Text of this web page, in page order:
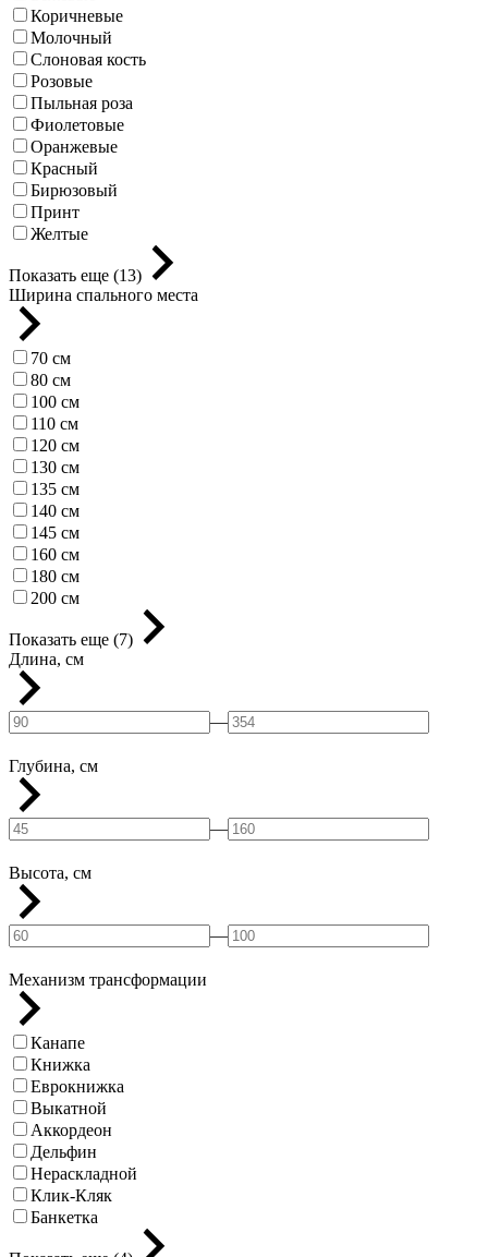
Коричневые
Молочный
Слоновая кость
Розовые
Пыльная роза
Фиолетовые
Оранжевые
Красный
Бирюзовый
Принт
Желтые
Показать еще (13)
Ширина спального места
70 см
80 см
100 см
110 см
120 см
130 см
135 см
140 см
145 см
160 см
180 см
200 см
Показать еще (7)
Длина, см
—
Глубина, см
—
Высота, см
—
Механизм трансформации
Канапе
Книжка
Еврокнижка
Выкатной
Аккордеон
Дельфин
Нераскладной
Клик-Кляк
Банкетка